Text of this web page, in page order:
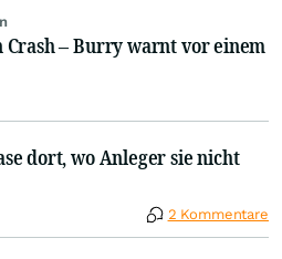
Crash – Burry warnt vor einem
dort, wo Anleger sie nicht
2 Kommentare